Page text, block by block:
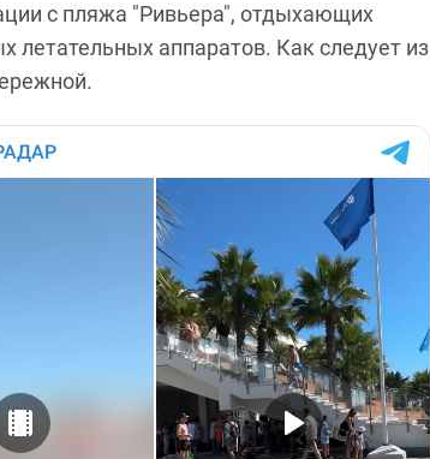
с пляжа "Ривьера", отдыхающих
летательных аппаратов. Как следует из